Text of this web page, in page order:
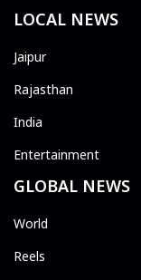
LOCAL NEWS
Jaipur
Rajasthan
India
Entertainment
GLOBAL NEWS
World
Reels